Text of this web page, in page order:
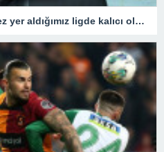
Recep Uçar: Hedefimiz ilk kez yer aldığımız ligde kalıcı olmak